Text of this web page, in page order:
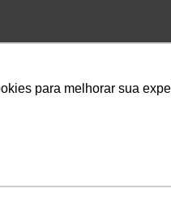
para melhorar sua